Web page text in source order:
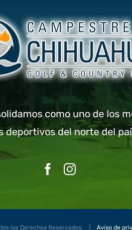
como uno de los
deportivos del norte del
los Derechos Reservados. | Aviso de